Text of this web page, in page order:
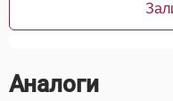
Аналоги